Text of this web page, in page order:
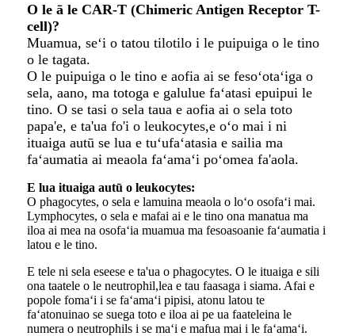
O le ā le CAR-T (Chimeric Antigen Receptor T-
cell)?
Muamua, seʻi o tatou tilotilo i le puipuiga o le tino
o le tagata.
O le puipuiga o le tino e aofia ai se fesoʻotaʻiga o
sela, aano, ma totoga e galulue faʻatasi epuipui le
tino. O se tasi o sela taua e aofia ai o sela toto
papa'e, e ta'ua fo'i o leukocytes,e oʻo mai i ni
ituaiga autū se lua e tuʻufaʻatasia e sailia ma
faʻaumatia ai meaola faʻamaʻi poʻomea fa'aola.
E lua ituaiga autū o leukocytes:
O phagocytes, o sela e lamuina meaola o loʻo osofaʻi mai.
Lymphocytes, o sela e mafai ai e le tino ona manatua ma
iloa ai mea na osofaʻia muamua ma fesoasoanie faʻaumatia i
latou e le tino.
E tele ni sela eseese e ta'ua o phagocytes. O le ituaiga e sili
ona taatele o le neutrophil,lea e tau faasaga i siama. Afai e
popole fomaʻi i se faʻamaʻi pipisi, atonu latou te
faʻatonuinao se suega toto e iloa ai pe ua faateleina le
numera o neutrophils i se maʻi e mafua mai i le faʻamaʻi.